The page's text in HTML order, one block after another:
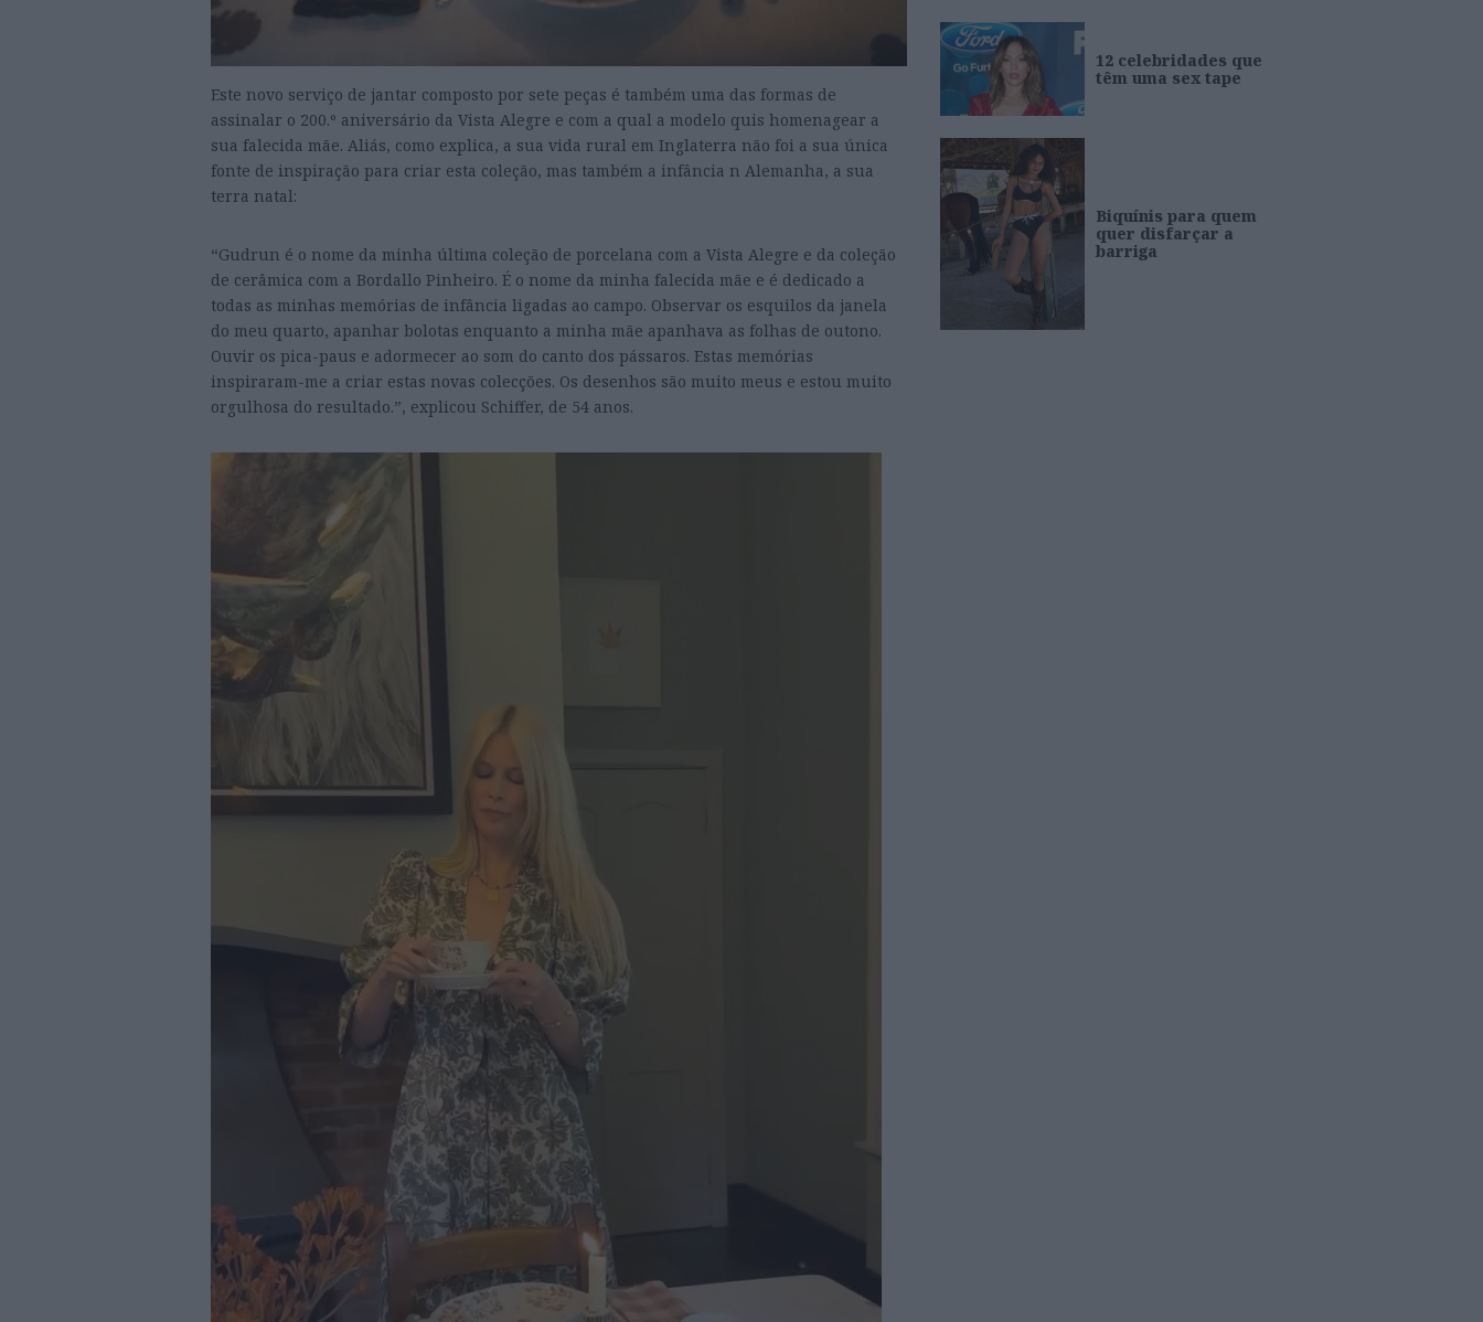
Este novo serviço de jantar composto por sete peças é também uma das formas de
assinalar o 200.º aniversário da Vista Alegre e com a qual a modelo quis homenagear a
sua falecida mãe. Aliás, como explica, a sua vida rural em Inglaterra não foi a sua única
fonte de inspiração para criar esta coleção, mas também a infância n Alemanha, a sua
terra natal:
“Gudrun é o nome da minha última coleção de porcelana com a Vista Alegre e da coleção
de cerâmica com a Bordallo Pinheiro. É o nome da minha falecida mãe e é dedicado a
todas as minhas memórias de infância ligadas ao campo. Observar os esquilos da janela
do meu quarto, apanhar bolotas enquanto a minha mãe apanhava as folhas de outono.
Ouvir os pica-paus e adormecer ao som do canto dos pássaros. Estas memórias
inspiraram-me a criar estas novas colecções. Os desenhos são muito meus e estou muito
orgulhosa do resultado.”, explicou Schiffer, de 54 anos.
12 celebridades que
têm uma sex tape
Biquínis para quem
quer disfarçar a
barriga